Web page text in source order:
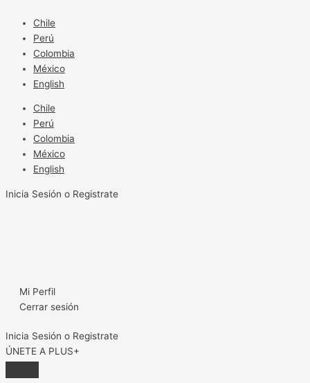
contenido
Chile
Perú
Colombia
México
English
Chile
Perú
Colombia
México
English
Inicia Sesión o Registrate
Mi Perfil
Cerrar sesión
Inicia Sesión o Registrate
ÚNETE A PLUS+